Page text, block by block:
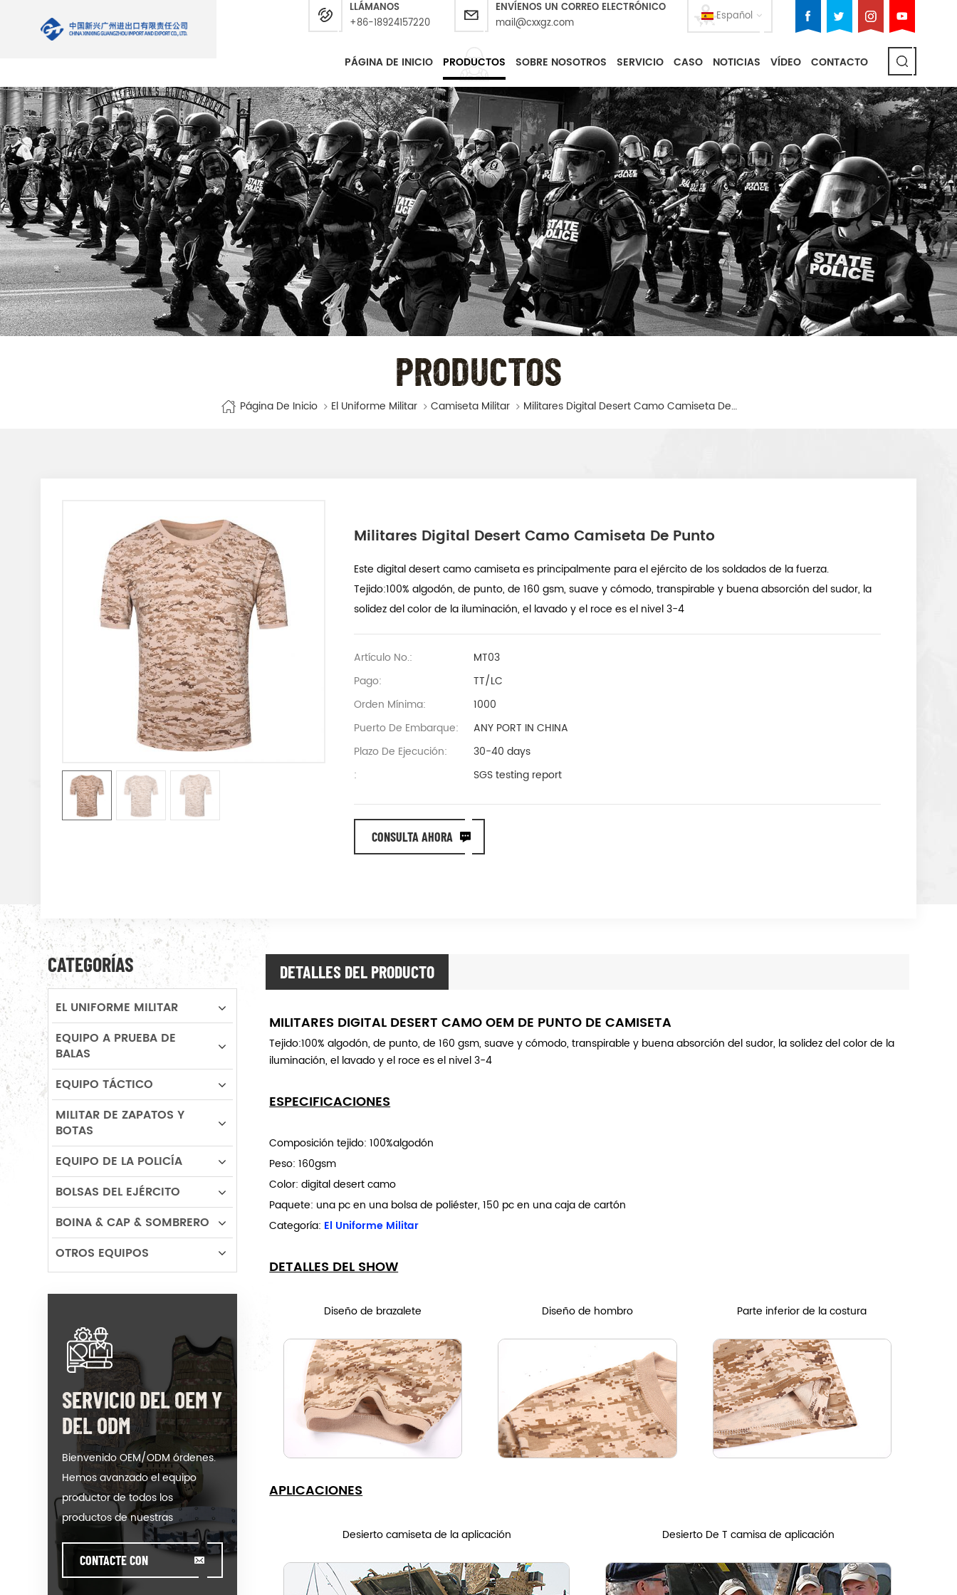
Español
LLÁMANOS
+86-18924157220
ENVÍENOS UN CORREO ELECTRÓNICO
mail@cxxgz.com
PÁGINA DE INICIO PRODUCTOS SOBRE NOSOTROS SERVICIO CASO NOTICIAS VÍDEO CONTACTO
PRODUCTOS
Página De Inicio El Uniforme Militar Camiseta Militar Militares Digital Desert Camo Camiseta De Punto
Militares Digital Desert Camo Camiseta De Punto
Este digital desert camo camiseta es principalmente para el ejército de los soldados de la fuerza.
Tejido:100% algodón, de punto, de 160 gsm, suave y cómodo, transpirable y buena absorción del sudor, la
solidez del color de la iluminación, el lavado y el roce es el nivel 3-4
Artículo No.:
MT03
Pago:
TT/LC
Orden Mínima:
1000
Puerto De Embarque:
ANY PORT IN CHINA
Plazo De Ejecución:
30-40 days
:
SGS testing report
CONSULTA AHORA
DETALLES DEL PRODUCTO
MILITARES DIGITAL DESERT CAMO OEM DE PUNTO DE CAMISETA
Tejido:100% algodón, de punto, de 160 gsm, suave y cómodo, transpirable y buena absorción del sudor, la solidez del color de la
iluminación, el lavado y el roce es el nivel 3-4
ESPECIFICACIONES
Composición tejido: 100%algodón
Peso: 160gsm
Color: digital desert camo
Paquete: una pc en una bolsa de poliéster, 150 pc en una caja de cartón
Categoría: El Uniforme Militar
DETALLES DEL SHOW
Diseño de brazalete Diseño de hombro Parte inferior de la costura
APLICACIONES
Desierto camiseta de la aplicación Desierto De T camisa de aplicación
CATEGORÍAS
EL UNIFORME MILITAR
EQUIPO A PRUEBA DE
BALAS
EQUIPO TÁCTICO
MILITAR DE ZAPATOS Y
BOTAS
EQUIPO DE LA POLICÍA
BOLSAS DEL EJÉRCITO
BOINA & CAP & SOMBRERO
OTROS EQUIPOS
SERVICIO DEL OEM Y
DEL ODM
Bienvenido OEM/ODM órdenes.
Hemos avanzado el equipo
productor de todos los
productos de nuestras
categorías. Podríamos poner su
logotipo en nuestros caliente-
venta modelo o ayudar a la
CONTACTE CON